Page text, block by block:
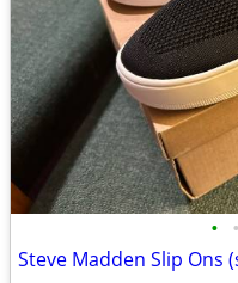
• •
Steve Madden Slip Ons